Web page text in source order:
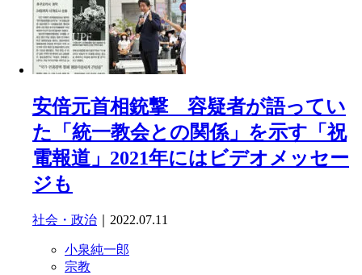
安倍元首相銃撃 容疑者が語ってい
た「統一教会との関係」を示す「祝
電報道」2021年にはビデオメッセー
ジも
社会・政治 ｜2022.07.11
小泉純一郎
宗教